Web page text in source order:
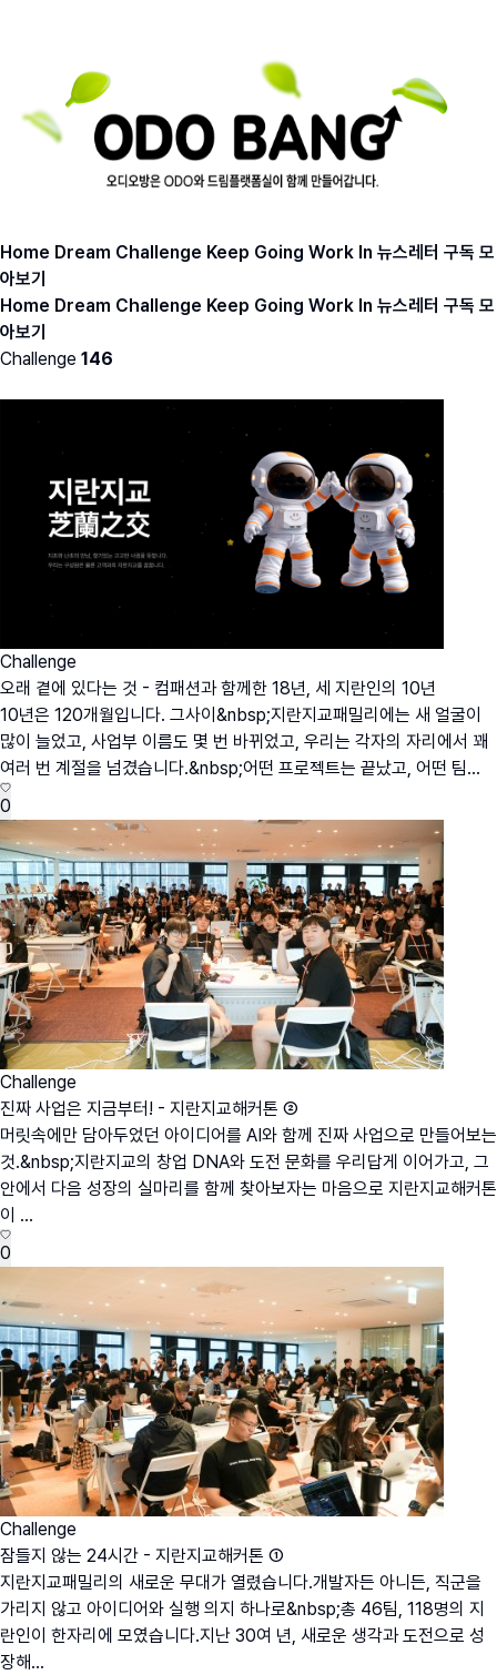
Home Dream Challenge Keep Going Work In 뉴스레터 구독 모
아보기
Home Dream Challenge Keep Going Work In 뉴스레터 구독 모
아보기
Challenge 146
Challenge
오래 곁에 있다는 것 - 컴패션과 함께한 18년, 세 지란인의 10년
10년은 120개월입니다. 그사이&nbsp;지란지교패밀리에는 새 얼굴이
많이 늘었고, 사업부 이름도 몇 번 바뀌었고, 우리는 각자의 자리에서 꽤
여러 번 계절을 넘겼습니다.&nbsp;어떤 프로젝트는 끝났고, 어떤 팀...
0
Challenge
진짜 사업은 지금부터! - 지란지교해커톤 ②
머릿속에만 담아두었던 아이디어를 AI와 함께 진짜 사업으로 만들어보는
것.&nbsp;지란지교의 창업 DNA와 도전 문화를 우리답게 이어가고, 그
안에서 다음 성장의 실마리를 함께 찾아보자는 마음으로 지란지교해커톤
이 ...
0
Challenge
잠들지 않는 24시간 - 지란지교해커톤 ①
지란지교패밀리의 새로운 무대가 열렸습니다.개발자든 아니든, 직군을
가리지 않고 아이디어와 실행 의지 하나로&nbsp;총 46팀, 118명의 지
란인이 한자리에 모였습니다.지난 30여 년, 새로운 생각과 도전으로 성
장해...